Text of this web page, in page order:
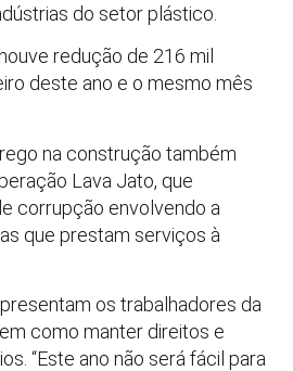
do setor plástico.
redução de 216 mil
deste ano e o mesmo mês
na construção também
Lava Jato, que
corrupção envolvendo a
que prestam serviços à
os trabalhadores da
como manter direitos e
“Este ano não será fácil para